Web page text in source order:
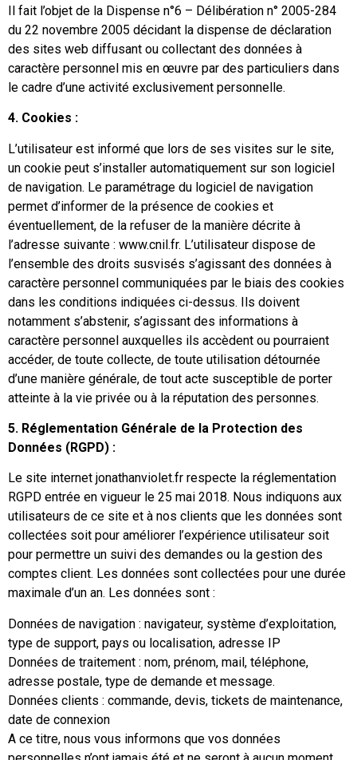
Il fait l’objet de la Dispense n°6 – Délibération n° 2005-284
du 22 novembre 2005 décidant la dispense de déclaration
des sites web diffusant ou collectant des données à
caractère personnel mis en œuvre par des particuliers dans
le cadre d’une activité exclusivement personnelle.
4. Cookies :
L’utilisateur est informé que lors de ses visites sur le site,
un cookie peut s’installer automatiquement sur son logiciel
de navigation. Le paramétrage du logiciel de navigation
permet d’informer de la présence de cookies et
éventuellement, de la refuser de la manière décrite à
l’adresse suivante : www.cnil.fr. L’utilisateur dispose de
l’ensemble des droits susvisés s’agissant des données à
caractère personnel communiquées par le biais des cookies
dans les conditions indiquées ci-dessus. Ils doivent
notamment s’abstenir, s’agissant des informations à
caractère personnel auxquelles ils accèdent ou pourraient
accéder, de toute collecte, de toute utilisation détournée
d’une manière générale, de tout acte susceptible de porter
atteinte à la vie privée ou à la réputation des personnes.
5. Réglementation Générale de la Protection des
Données (RGPD) :
Le site internet jonathanviolet.fr respecte la réglementation
RGPD entrée en vigueur le 25 mai 2018. Nous indiquons aux
utilisateurs de ce site et à nos clients que les données sont
collectées soit pour améliorer l’expérience utilisateur soit
pour permettre un suivi des demandes ou la gestion des
comptes client. Les données sont collectées pour une durée
maximale d’un an. Les données sont :
Données de navigation : navigateur, système d’exploitation,
type de support, pays ou localisation, adresse IP
Données de traitement : nom, prénom, mail, téléphone,
adresse postale, type de demande et message.
Données clients : commande, devis, tickets de maintenance,
date de connexion
A ce titre, nous vous informons que vos données